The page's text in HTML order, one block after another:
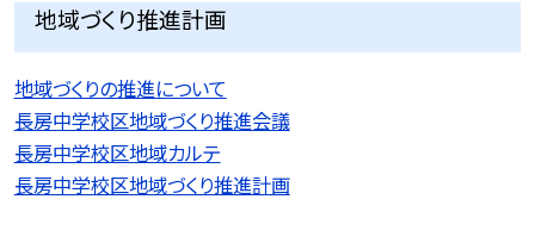
地域づくり推進計画
地域づくりの推進について
長房中学校区地域づくり推進会議
長房中学校区地域カルテ
長房中学校区地域づくり推進計画